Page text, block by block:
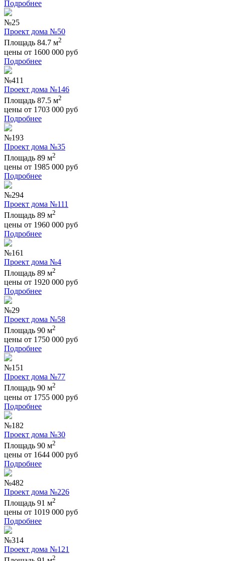
Подробнее
№25
Проект дома №50
Площадь 84.7 м2
цены от 1600 000 руб
Подробнее
№411
Проект дома №146
Площадь 87.5 м2
цены от 1703 000 руб
Подробнее
№193
Проект дома №35
Площадь 89 м2
цены от 1985 000 руб
Подробнее
№294
Проект дома №111
Площадь 89 м2
цены от 1960 000 руб
Подробнее
№161
Проект дома №4
Площадь 89 м2
цены от 1920 000 руб
Подробнее
№29
Проект дома №58
Площадь 90 м2
цены от 1750 000 руб
Подробнее
№151
Проект дома №77
Площадь 90 м2
цены от 1755 000 руб
Подробнее
№182
Проект дома №30
Площадь 90 м2
цены от 1644 000 руб
Подробнее
№482
Проект дома №226
Площадь 91 м2
цены от 1019 000 руб
Подробнее
№314
Проект дома №121
2